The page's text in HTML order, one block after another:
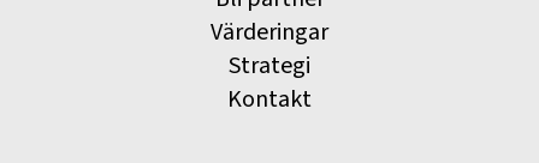
Värderingar
Strategi
Kontakt